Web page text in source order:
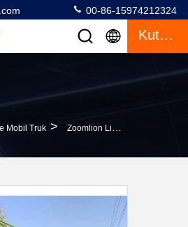
00-86-15974212324
Kutipan
Mobil Truk > Zoomlion Lipat 70 Tons Crane Untuk Angkat Kondisi Diperbaharui Digunakan 4 Nomor Poros